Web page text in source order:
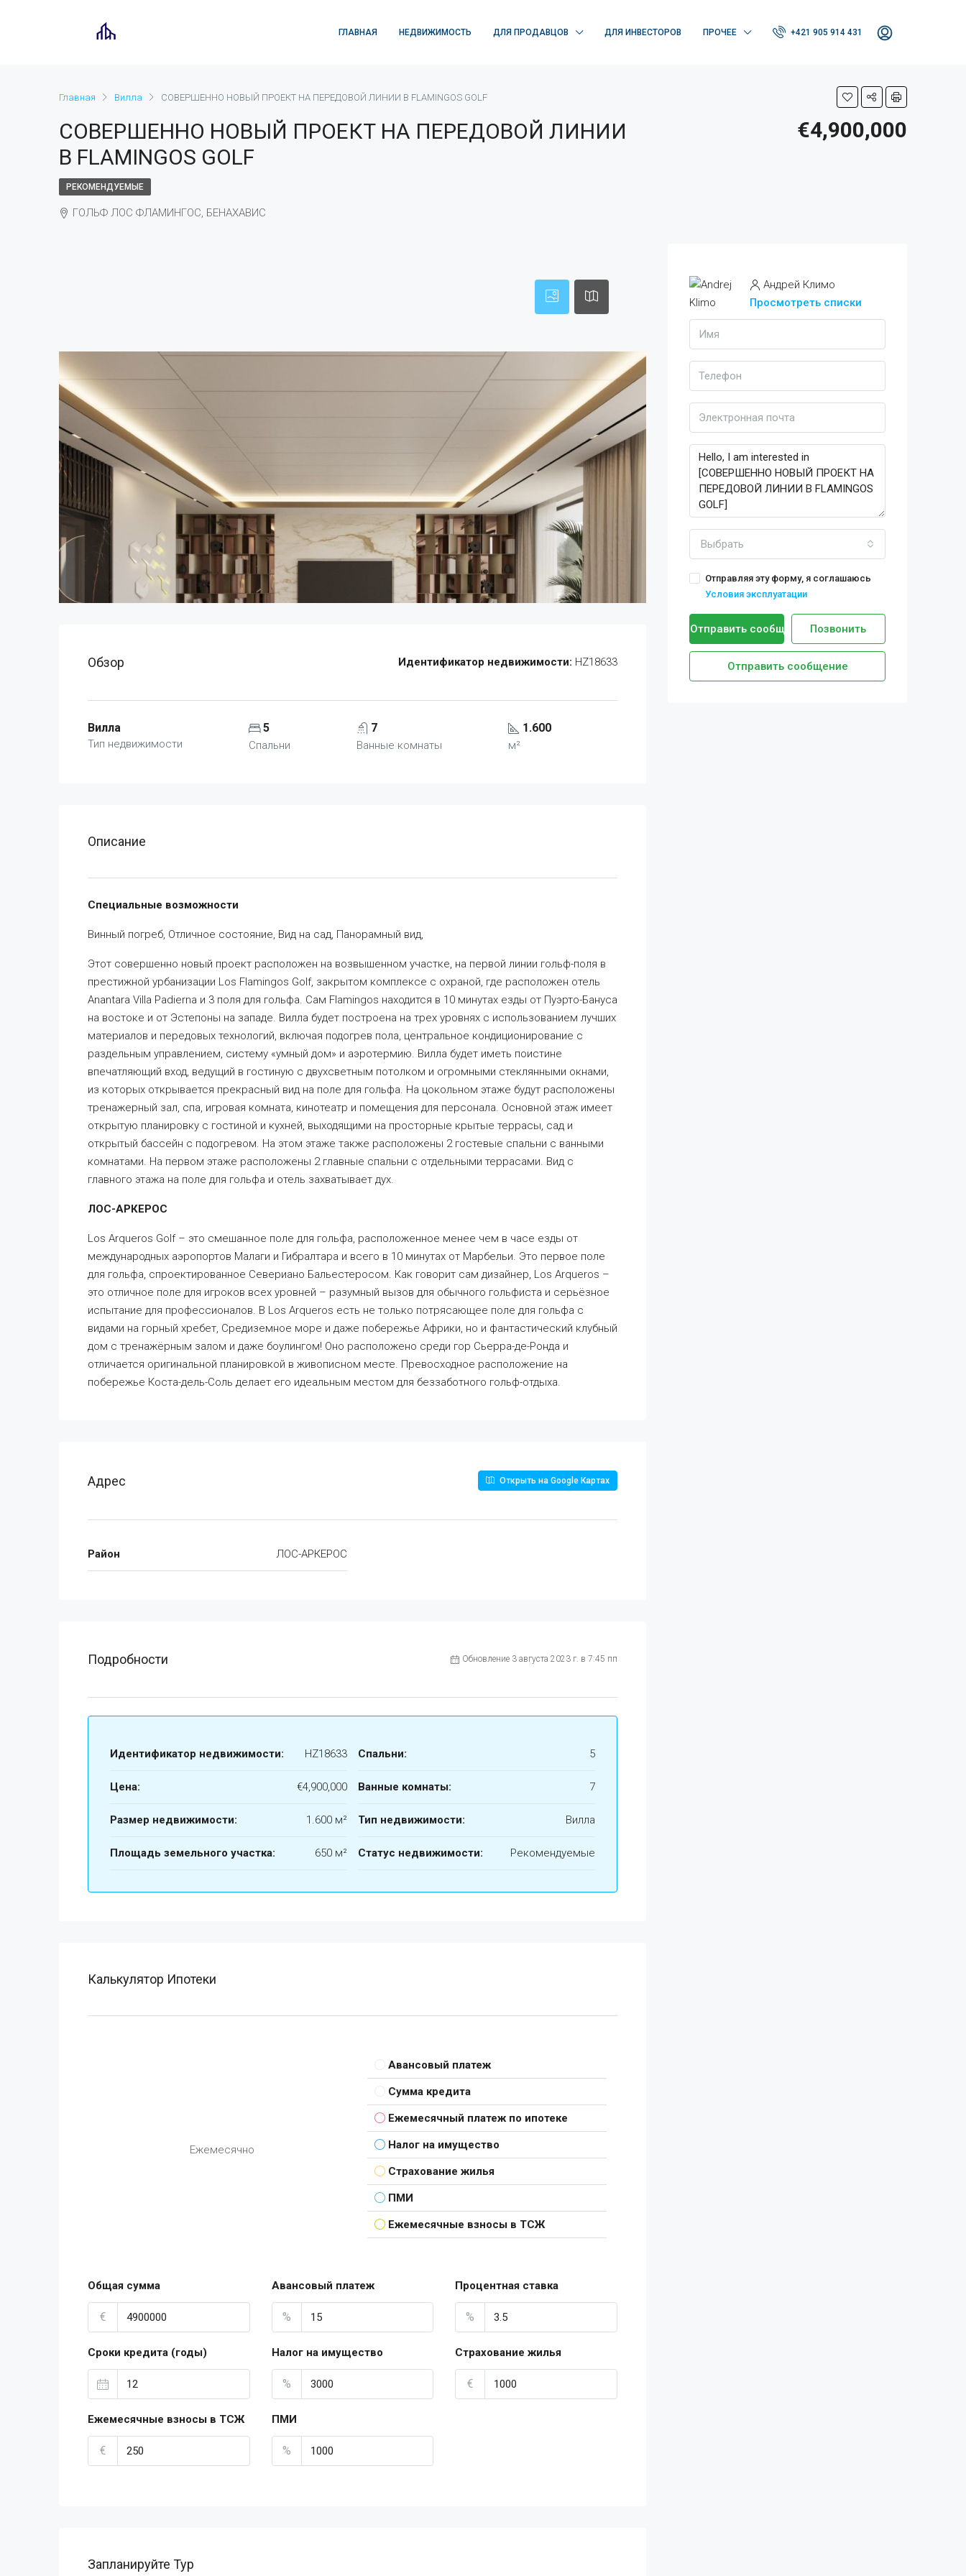
ГЛАВНАЯ НЕДВИЖИМОСТЬ ДЛЯ ПРОДАВЦОВ ДЛЯ ИНВЕСТОРОВ ПРОЧЕЕ +421 905 914 431
Главная Вилла СОВЕРШЕННО НОВЫЙ ПРОЕКТ НА ПЕРЕДОВОЙ ЛИНИИ В FLAMINGOS GOLF
СОВЕРШЕННО НОВЫЙ ПРОЕКТ НА ПЕРЕДОВОЙ ЛИНИИ
В FLAMINGOS GOLF
€4,900,000
РЕКОМЕНДУЕМЫЕ
ГОЛЬФ ЛОС ФЛАМИНГОС, БЕНАХАВИС
Обзор Идентификатор недвижимости: HZ18633
Вилла
Тип недвижимости
5
Спальни
7
Ванные комнаты
1.600
м²
Описание
Специальные возможности
Винный погреб, Отличное состояние, Вид на сад, Панорамный вид,
Этот совершенно новый проект расположен на возвышенном участке, на первой линии гольф-поля в
престижной урбанизации Los Flamingos Golf, закрытом комплексе с охраной, где расположен отель
Anantara Villa Padierna и 3 поля для гольфа. Сам Flamingos находится в 10 минутах езды от Пуэрто-Бануса
на востоке и от Эстепоны на западе. Вилла будет построена на трех уровнях с использованием лучших
материалов и передовых технологий, включая подогрев пола, центральное кондиционирование с
раздельным управлением, систему «умный дом» и аэротермию. Вилла будет иметь поистине
впечатляющий вход, ведущий в гостиную с двухсветным потолком и огромными стеклянными окнами,
из которых открывается прекрасный вид на поле для гольфа. На цокольном этаже будут расположены
тренажерный зал, спа, игровая комната, кинотеатр и помещения для персонала. Основной этаж имеет
открытую планировку с гостиной и кухней, выходящими на просторные крытые террасы, сад и
открытый бассейн с подогревом. На этом этаже также расположены 2 гостевые спальни с ванными
комнатами. На первом этаже расположены 2 главные спальни с отдельными террасами. Вид с
главного этажа на поле для гольфа и отель захватывает дух.
ЛОС-АРКЕРОС
Los Arqueros Golf – это смешанное поле для гольфа, расположенное менее чем в часе езды от
международных аэропортов Малаги и Гибралтара и всего в 10 минутах от Марбельи. Это первое поле
для гольфа, спроектированное Севериано Бальестеросом. Как говорит сам дизайнер, Los Arqueros –
это отличное поле для игроков всех уровней – разумный вызов для обычного гольфиста и серьёзное
испытание для профессионалов. В Los Arqueros есть не только потрясающее поле для гольфа с
видами на горный хребет, Средиземное море и даже побережье Африки, но и фантастический клубный
дом с тренажёрным залом и даже боулингом! Оно расположено среди гор Сьерра-де-Ронда и
отличается оригинальной планировкой в живописном месте. Превосходное расположение на
побережье Коста-дель-Соль делает его идеальным местом для беззаботного гольф-отдыха.
Адрес Открыть на Google Картах
Район ЛОС-АРКЕРОС
Подробности Обновление 3 августа 2023 г. в 7:45 пп
Идентификатор недвижимости: HZ18633
Цена: €4,900,000
Размер недвижимости: 1.600 м²
Площадь земельного участка: 650 м²
Спальни: 5
Ванные комнаты: 7
Тип недвижимости: Вилла
Статус недвижимости: Рекомендуемые
Калькулятор Ипотеки
Ежемесячно
Авансовый платеж
Сумма кредита
Ежемесячный платеж по ипотеке
Налог на имущество
Страхование жилья
ПМИ
Ежемесячные взносы в ТСЖ
Общая сумма
€
Авансовый платеж
%
Процентная ставка
%
Сроки кредита (годы) Налог на имущество
%
Страхование жилья
€
Ежемесячные взносы в ТСЖ
€
ПМИ
%
Запланируйте Тур
Андрей Климо
Просмотреть списки
Выбрать
Отправляя эту форму, я соглашаюсь
Условия эксплуатации
Отправить сообщение Позвонить
Отправить сообщение